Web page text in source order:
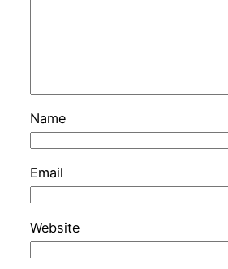
Name
Email
Website